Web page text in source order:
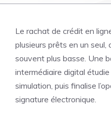
Le rachat de crédit en
plusieurs prêts en un seul,
souvent plus basse. Une
intermédiaire digital
simulation, puis finalise
signature électronique.